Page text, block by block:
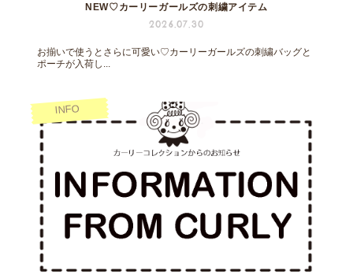
NEW♡カーリーガールズの刺繍アイテム
2026.07.30
お揃いで使うとさらに可愛い♡カーリーガールズの刺繍バッグと
ポーチが入荷し...
INFO